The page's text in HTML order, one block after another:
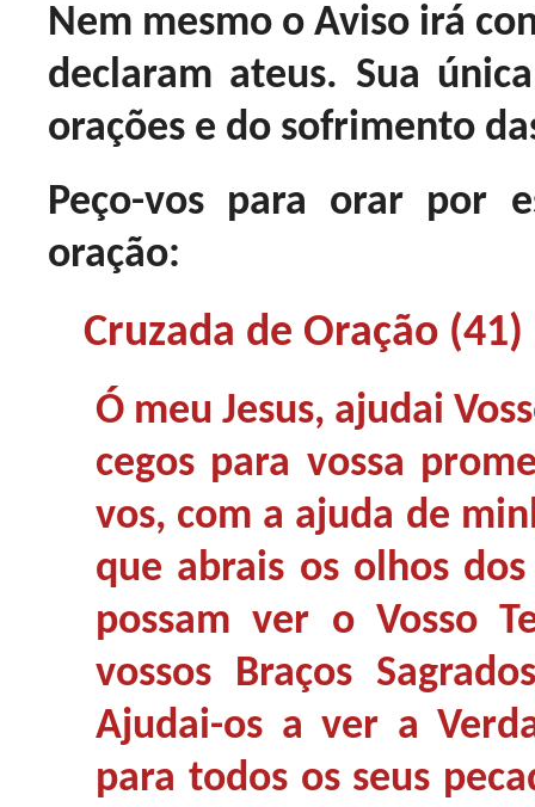
Nem mesmo o Aviso irá
declaram ateus. Sua
orações e do sofrimento
Peço-vos para orar por
oração:
Cruzada de Oração
Ó meu Jesus, ajudai
cegos para vossa
vos, com a ajuda de
que abrais os olhos
possam ver o Vosso
vossos Braços
Ajudai-os a ver a
para todos os seus